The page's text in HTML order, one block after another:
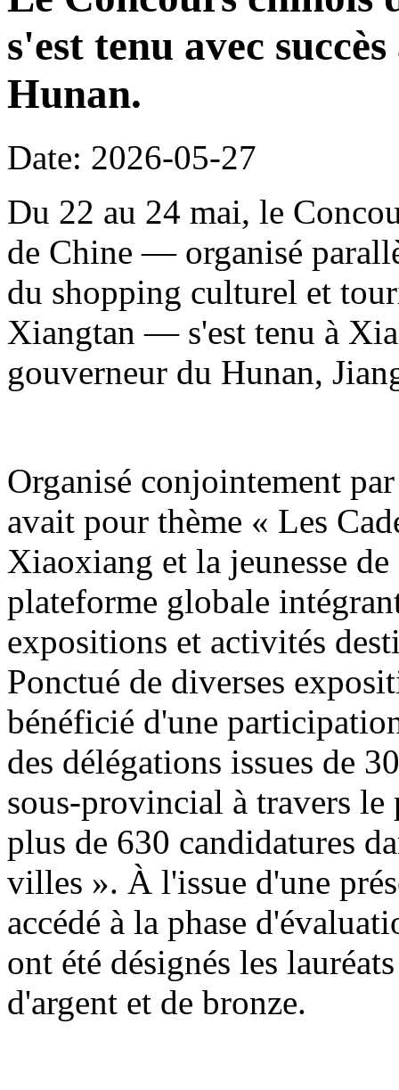
s'est tenu avec
Hunan.
Date: 2026-05-27
Du 22 au 24 mai, le
de Chine — organisé
du shopping culturel et
Xiangtan — s'est tenu à
gouverneur du Hunan,
Organisé conjointement
avait pour thème « Les
Xiaoxiang et la jeunesse
plateforme globale
expositions et activités
Ponctué de diverses
bénéficié d'une
des délégations issues de
sous-provincial à travers
plus de 630 candidatures
villes ». À l'issue d'une
accédé à la phase
ont été désignés les
d'argent et de bronze.